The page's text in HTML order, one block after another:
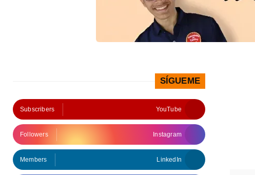
SÍGUEME
YouTube
Subscribers
Instagram
Followers
LinkedIn
Members